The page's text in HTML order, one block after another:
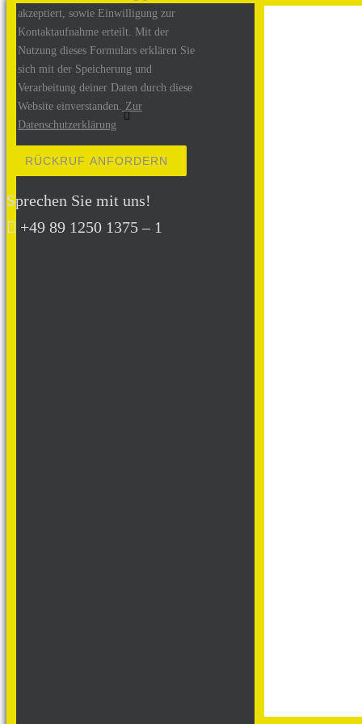
akzeptiert, sowie Einwilligung zur
Kontaktaufnahme erteilt. Mit der
Nutzung dieses Formulars erklären Sie
sich mit der Speicherung und
Verarbeitung deiner Daten durch diese
Website einverstanden. Zur
Datenschutzerklärung
Bitte lasse dieses Feld leer.
Sprechen Sie mit uns!
+49 89 1250 1375 – 1